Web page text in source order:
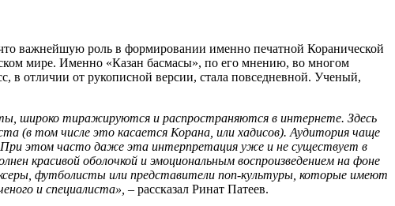
важнейшую роль в формировании именно печатной Коранической
мире. Именно «Казан басмасы», по его мнению, во многом
в отличии от рукописной версии, стала повседневной. Ученый,
широко тиражируются и распространяются в интернете. Здесь
(в том числе это касается Корана, или хадисов). Аудитория чаще
При этом часто даже эта интерпретация уже и не существует в
красивой оболочкой и эмоциональным воспроизведением на фоне
футболисты или представители поп-культуры, которые имеют
и специалиста», – рассказал Ринат Патеев.